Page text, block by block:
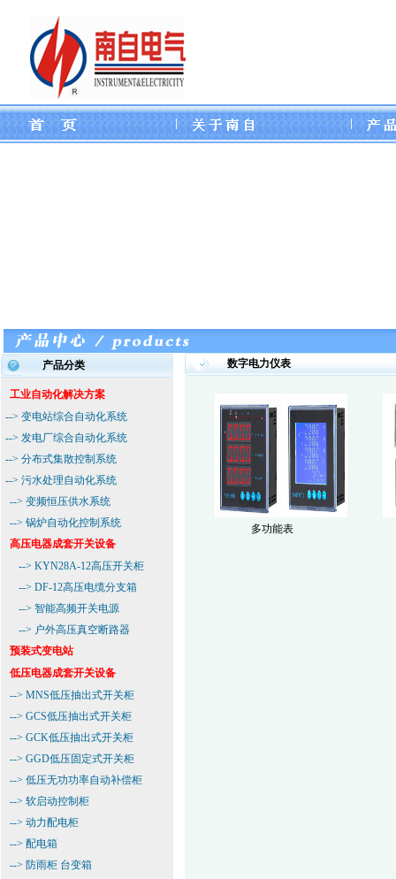
| |
产品分类
工业自动化解决方案
--> 变电站综合自动化系统
--> 发电厂综合自动化系统
--> 分布式集散控制系统
--> 污水处理自动化系统
--> 变频恒压供水系统
--> 锅炉自动化控制系统
高压电器成套开关设备
--> KYN28A-12高压开关柜
--> DF-12高压电缆分支箱
--> 智能高频开关电源
--> 户外高压真空断路器
预装式变电站
低压电器成套开关设备
--> MNS低压抽出式开关柜
--> GCS低压抽出式开关柜
--> GCK低压抽出式开关柜
--> GGD低压固定式开关柜
--> 低压无功功率自动补偿柜
--> 软启动控制柜
--> 动力配电柜
--> 配电箱
--> 防雨柜 台变箱
数字电力仪表
多功能表